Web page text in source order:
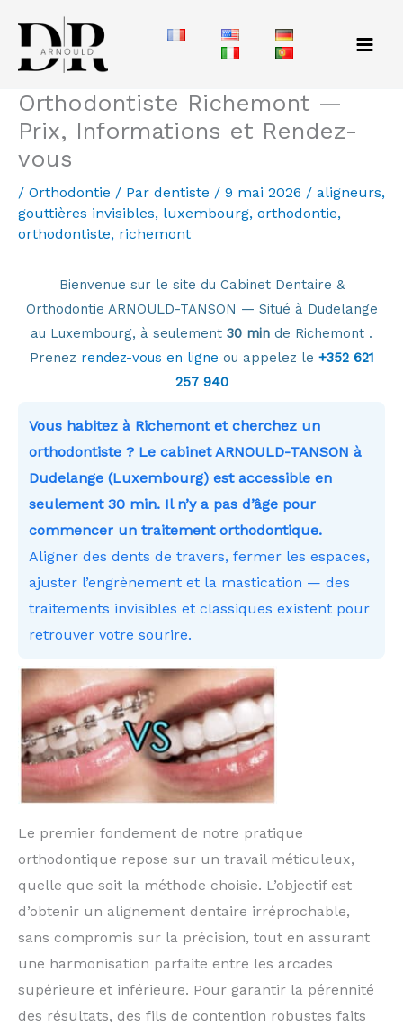
contenu
Orthodontiste Richemont —
Prix, Informations et Rendez-
vous
/ Orthodontie / Par dentiste / 9 mai 2026 / aligneurs,
gouttières invisibles, luxembourg, orthodontie,
orthodontiste, richemont
Bienvenue sur le site du Cabinet Dentaire &
Orthodontie ARNOULD-TANSON — Situé à Dudelange
au Luxembourg, à seulement 30 min de Richemont .
Prenez rendez-vous en ligne ou appelez le +352 621
257 940
Vous habitez à Richemont et cherchez un
orthodontiste ? Le cabinet ARNOULD-TANSON à
Dudelange (Luxembourg) est accessible en
seulement 30 min. Il n’y a pas d’âge pour
commencer un traitement orthodontique.
Aligner des dents de travers, fermer les espaces,
ajuster l’engrènement et la mastication — des
traitements invisibles et classiques existent pour
retrouver votre sourire.
Le premier fondement de notre pratique
orthodontique repose sur un travail méticuleux,
quelle que soit la méthode choisie. L’objectif est
d’obtenir un alignement dentaire irréprochable,
sans compromis sur la précision, tout en assurant
une harmonisation parfaite entre les arcades
supérieure et inférieure. Pour garantir la pérennité
des résultats, des fils de contention robustes faits